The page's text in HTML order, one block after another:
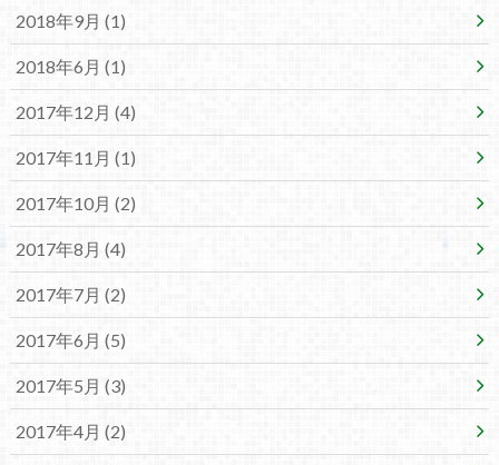
2018年9月 (1)
2018年6月 (1)
2017年12月 (4)
2017年11月 (1)
2017年10月 (2)
2017年8月 (4)
2017年7月 (2)
2017年6月 (5)
2017年5月 (3)
2017年4月 (2)